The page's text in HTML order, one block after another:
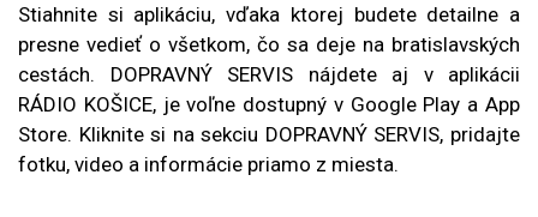
Stiahnite si aplikáciu, vďaka ktorej budete detailne a
presne vedieť o všetkom, čo sa deje na bratislavských
cestách. DOPRAVNÝ SERVIS nájdete aj v aplikácii
RÁDIO KOŠICE, je voľne dostupný v Google Play a App
Store. Kliknite si na sekciu DOPRAVNÝ SERVIS, pridajte
fotku, video a informácie priamo z miesta.